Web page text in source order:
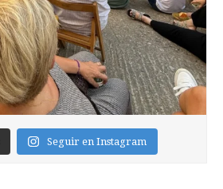
Seguir en Instagram